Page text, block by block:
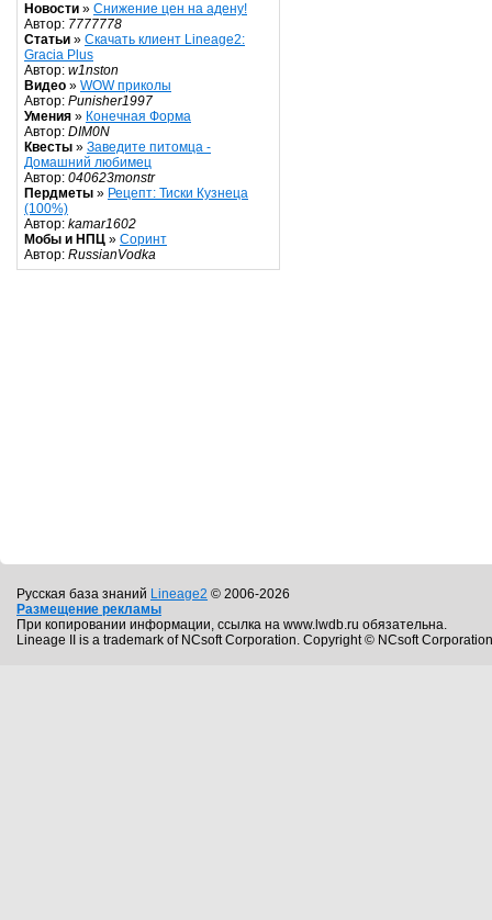
Новости » Снижение цен на адену!
Автор: 7777778
Статьи » Скачать клиент Lineage2:
Gracia Plus
Автор: w1nston
Видео » WOW приколы
Автор: Punisher1997
Умения » Конечная Форма
Автор: DIM0N
Квесты » Заведите питомца -
Домашний любимец
Автор: 040623monstr
Пердметы » Рецепт: Тиски Кузнеца
(100%)
Автор: kamar1602
Мобы и НПЦ » Соринт
Автор: RussianVodka
Русская база знаний Lineage2 © 2006-2026
Размещение рекламы
При копировании информации, ссылка на www.lwdb.ru обязательна.
Lineage II is a trademark of NCsoft Corporation. Copyright © NCsoft